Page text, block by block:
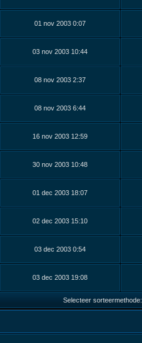
01 nov 2003 0:07
03 nov 2003 10:44
08 nov 2003 2:37
08 nov 2003 6:44
16 nov 2003 12:59
30 nov 2003 10:48
01 dec 2003 18:07
02 dec 2003 15:10
03 dec 2003 0:54
03 dec 2003 19:08
Selecteer sorteermethode: